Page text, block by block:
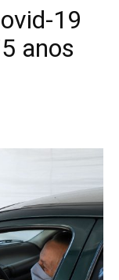
19
anos